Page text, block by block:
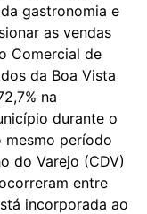
gastronomia e
as vendas
Comercial de
da Boa Vista
na
durante o
mesmo período
do Varejo (CDV)
entre
incorporada ao